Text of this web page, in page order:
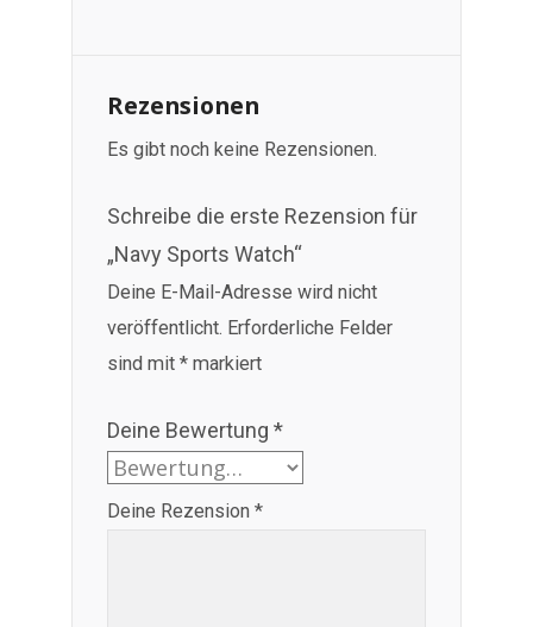
Rezensionen
Es gibt noch keine Rezensionen.
Schreibe die erste Rezension für
„Navy Sports Watch“
Deine E-Mail-Adresse wird nicht
veröffentlicht. Erforderliche Felder
sind mit* markiert
Deine Bewertung*
Deine Rezension*